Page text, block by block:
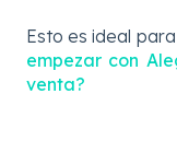
Esto es ideal
empezar con
venta?